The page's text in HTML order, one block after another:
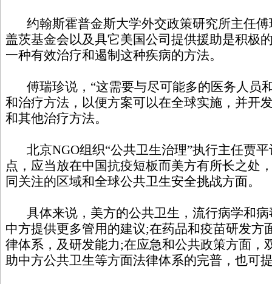
约翰斯霍普金斯大学外交政策研究所主任傅
盖茨基金会以及具它美国公司提供援助是积极
一种有效治疗和遏制这种疾病的方法。
傅瑞珍说， “这需要与尽可能多的医务人员
和治疗方法，以便方案可以在全球实施，并开
和其他治疗方法。
北京NGO组织“公共卫生治理”执行主任贾
点，应当放在中国抗疫短板而美方有所长之处
同关注的区域和全球公共卫生安全挑战方面。
具体来说，美方的公共卫生，流行病学和病
中方提供更多管用的建议;在药品和疫苗研发方
律体系，及研发能力;在应急和公共政策方面，
助中方公共卫生等方面法律体系的完普，也可